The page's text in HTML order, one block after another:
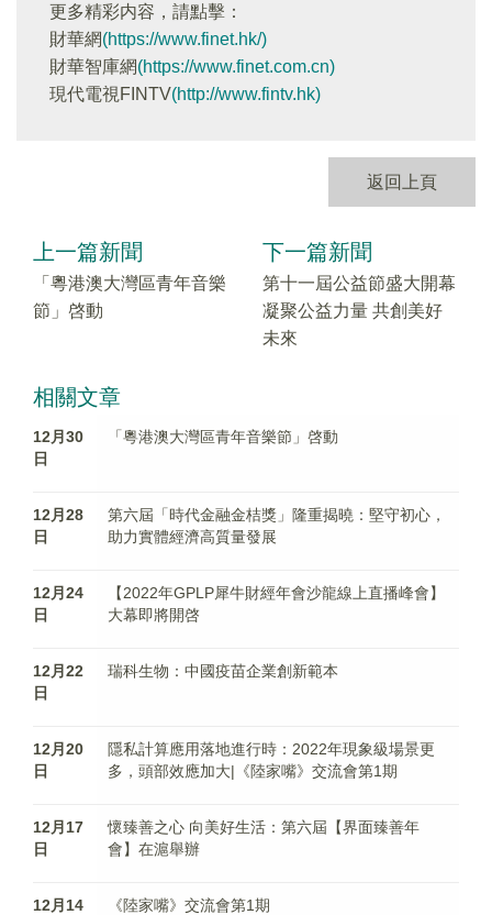
更多精彩内容，請點擊：
財華網(https://www.finet.hk/)
財華智庫網(https://www.finet.com.cn)
現代電視FINTV(http://www.fintv.hk)
返回上頁
上一篇新聞
「粵港澳大灣區青年音樂
節」啓動
下一篇新聞
第十一屆公益節盛大開幕
凝聚公益力量 共創美好
未來
相關文章
12月30
日
「粵港澳大灣區青年音樂節」啓動
12月28
日
第六屆「時代金融金桔獎」隆重揭曉：堅守初心，
助力實體經濟高質量發展
12月24
日
【2022年GPLP犀牛財經年會沙龍線上直播峰會】
大幕即將開啓
12月22
日
瑞科生物：中國疫苗企業創新範本
12月20
日
隱私計算應用落地進行時：2022年現象級場景更
多，頭部效應加大|《陸家嘴》交流會第1期
12月17
日
懷臻善之心 向美好生活：第六屆【界面臻善年
會】在滬舉辦
12月14
《陸家嘴》交流會第1期